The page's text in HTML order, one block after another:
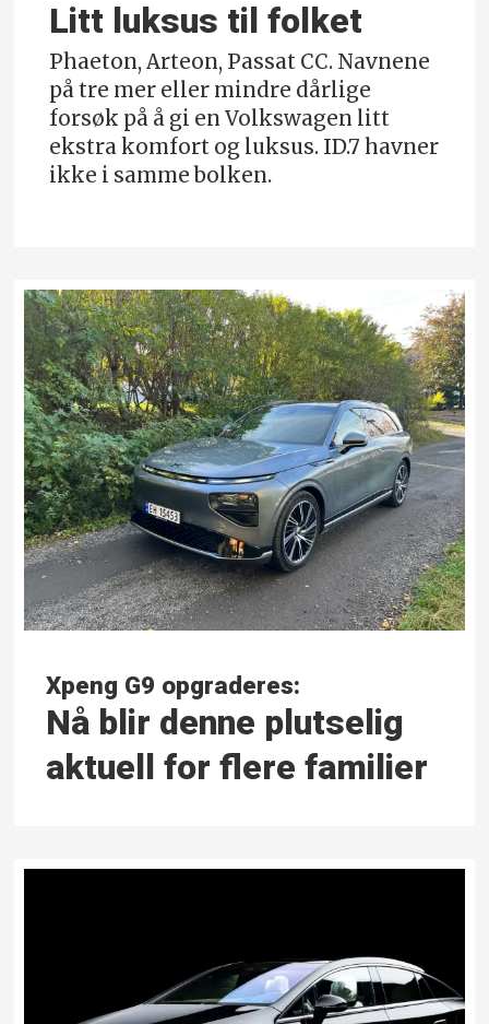
Litt luksus til folket
Phaeton, Arteon, Passat CC. Navnene
på tre mer eller mindre dårlige
forsøk på å gi en Volkswagen litt
ekstra komfort og luksus. ID.7 havner
ikke i samme bolken.
Xpeng G9 opgraderes:
Nå blir denne plutselig
aktuell for flere familier